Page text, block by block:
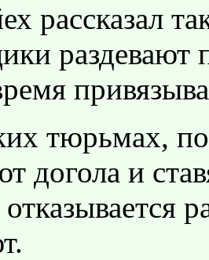
рассказал
раздевают
тюрьмах,
догола и